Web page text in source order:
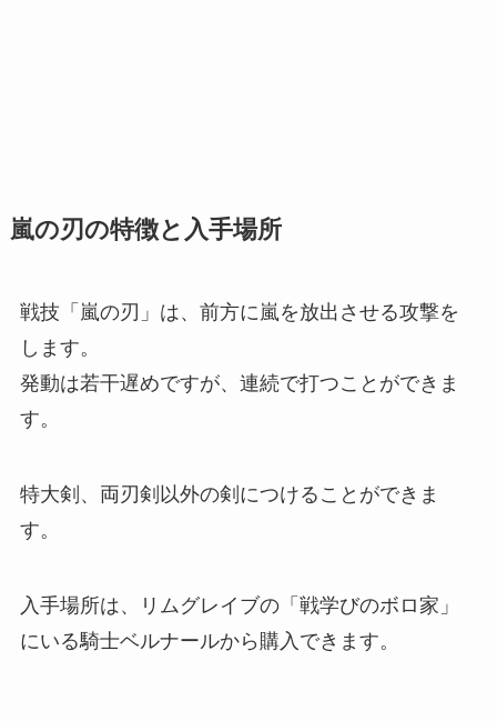
嵐の刃の特徴と入手場所
戦技「嵐の刃」は、前方に嵐を放出させる攻撃を
します。
発動は若干遅めですが、連続で打つことができま
す。
特大剣、両刃剣以外の剣につけることができま
す。
入手場所は、リムグレイブの「戦学びのボロ家」
にいる騎士ベルナールから購入できます。